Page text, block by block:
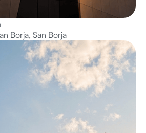
Borja, San Borja